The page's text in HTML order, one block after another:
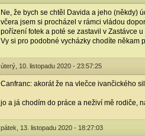
Ne, že bych se chtěl Davida a jeho (někdy)
včera jsem si procházel v rámci vládou
pořízení fotek a poté se zastavil v Zastávce
Vy si pro podobné vycházky chodíte někam
úterý, 10. listopadu 2020 - 23:57:25
Canfranc: akorát že na vlečce ivančického
jo a já chodím do práce a neživí mě rodiče,
pátek, 13. listopadu 2020 - 18:27:03